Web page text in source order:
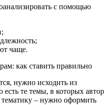
с помощью
чаще.
как ставить правильно
нужно исходить из
есть те темы, в которых автор
– нужно оформить